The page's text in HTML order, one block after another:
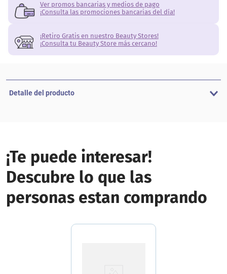
Ver promos bancarias y medios de pago
¡Consulta las promociones bancarias del día!
¡Retiro Gratis en nuestro Beauty Stores!
¡Consulta tu Beauty Store más cercano!
Detalle del producto
¡Te puede interesar!
Descubre lo que las
personas estan comprando